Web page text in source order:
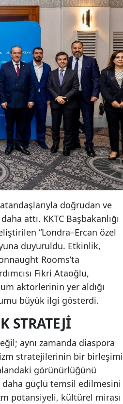
doğrudan ve
attı. KKTC Başbakanlığı
“Londra–Ercan özel
duyuruldu. Etkinlik,
Rooms’ta
Fikri Ataoğlu,
aktörlerinin yer aldığı
büyük ilgi gösterdi.
STRATEJI
aynı zamanda diaspora
stratejilerinin bir birleşimi
görünürlüğünü
daha güçlü temsil edilmesini
potansiyeli, kültürel mirası